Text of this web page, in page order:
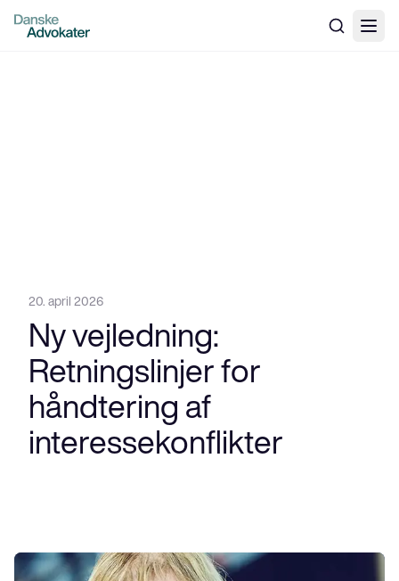
20. april 2026
Ny vejledning:
Retningslinjer for
håndtering af
interessekonflikter